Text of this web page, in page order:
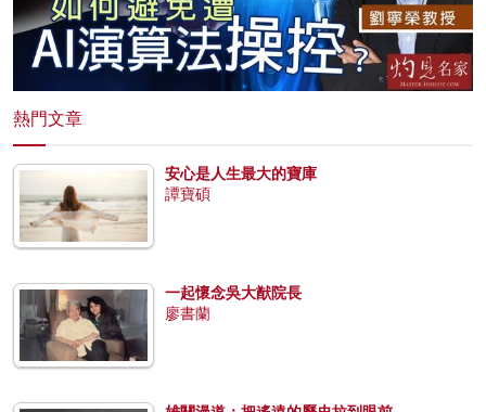
熱門文章
安心是人生最大的寶庫
譚寶碩
一起懷念吳大猷院長
廖書蘭